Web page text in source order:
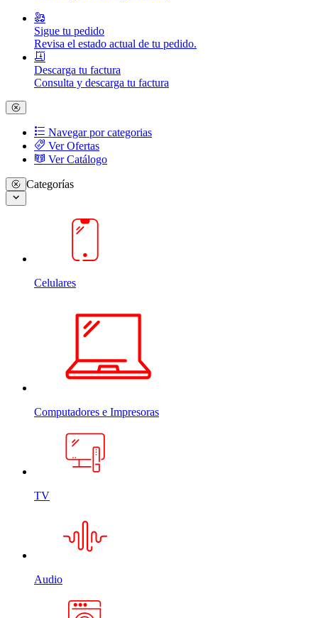
Sigue tu pedido
Revisa el estado actual de tu pedido.
Descarga tu factura
Consulta y descarga tu factura
Navegar por categorias
Ver Ofertas
Ver Catálogo
Categorías
Celulares
Computadores e Impresoras
TV
Audio